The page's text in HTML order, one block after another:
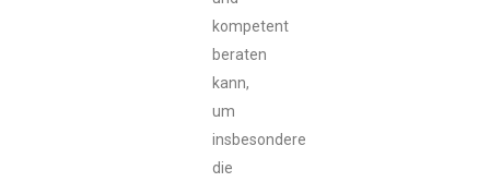
kompetent
beraten
kann,
um
insbesondere
die